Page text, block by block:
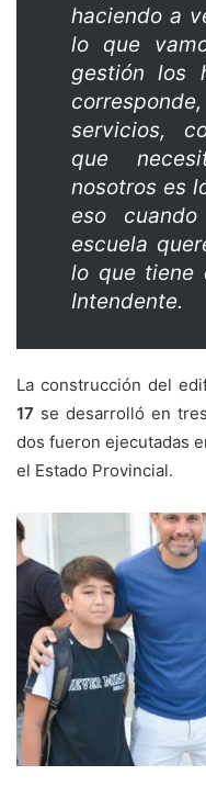
haciendo a
lo que
gestión los
servicios,
que
nosotros es
eso
escuela
lo que tiene
Intendente.
La construcción del
17 se desarrolló en
dos fueron ejecutadas
el Estado Provincial.